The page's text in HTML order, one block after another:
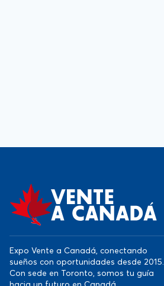
Expo Vente a Canadá, conectando
sueños con oportunidades desde 2015.
Con sede en Toronto, somos tu guía